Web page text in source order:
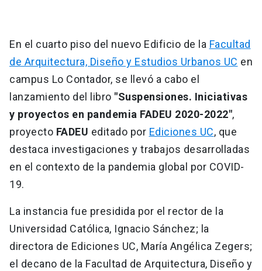
En el cuarto piso del nuevo Edificio de la Facultad
de Arquitectura, Diseño y Estudios Urbanos UC en
campus Lo Contador, se llevó a cabo el
lanzamiento del libro "Suspensiones. Iniciativas
y proyectos en pandemia FADEU 2020-2022",
proyecto FADEU editado por Ediciones UC, que
destaca investigaciones y trabajos desarrolladas
en el contexto de la pandemia global por COVID-
19.
La instancia fue presidida por el rector de la
Universidad Católica, Ignacio Sánchez; la
directora de Ediciones UC, María Angélica Zegers;
el decano de la Facultad de Arquitectura, Diseño y